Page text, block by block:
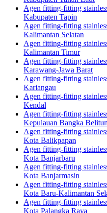
Agen fitting-fitting
Kabupaten Tapin
Agen fitting-fitting
Kalimantan Selatan
Agen fitting-fitting
Kalimantan Timur
Agen fitting-fitting
Karawang-Jawa Barat
Agen fitting-fitting
Kariangau
Agen fitting-fitting
Kendal
Agen fitting-fitting
Kepulauan Bangka
Agen fitting-fitting
Kota Balikpapan
Agen fitting-fitting
Kota Banjarbaru
Agen fitting-fitting
Kota Banjarmasin
Agen fitting-fitting
Kota Baru-Kalimantan
Agen fitting-fitting
Kota Palangka Raya